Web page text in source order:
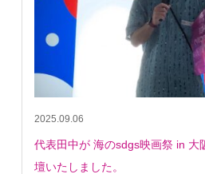
2025.09.06
代表田中が 海のsdgs映画祭 in 大
壇いたしました。